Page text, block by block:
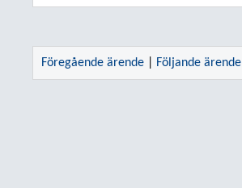
Föregående ärende Följande ärende